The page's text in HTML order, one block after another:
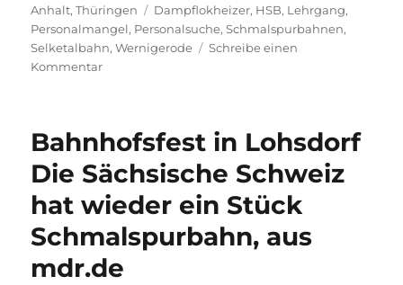
am
Anhalt,Thüringen Schlagwörter
Dampflokheizer, HSB, Lehrgang,
Personalmangel, Personalsuche,Schmalspurbahnen,
Selketalbahn,Wernigerode
Schreibe einen
Kommentarzu
rollen
wieder
ausschließlich
Züge
durch
das
Selketal,
aus
Bahnhofsfest in Lohsdorf
Die Sächsische Schweiz
hat wieder ein Stück
Schmalspurbahn, aus
mdr.de